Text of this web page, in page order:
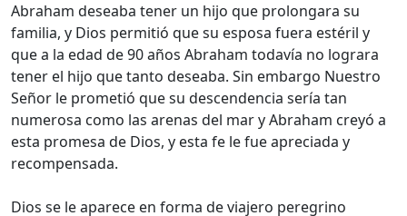
Abraham deseaba tener un hijo que prolongara su
familia, y Dios permitió que su esposa fuera estéril y
que a la edad de 90 años Abraham todavía no lograra
tener el hijo que tanto deseaba. Sin embargo Nuestro
Señor le prometió que su descendencia sería tan
numerosa como las arenas del mar y Abraham creyó a
esta promesa de Dios, y esta fe le fue apreciada y
recompensada.
Dios se le aparece en forma de viajero peregrino